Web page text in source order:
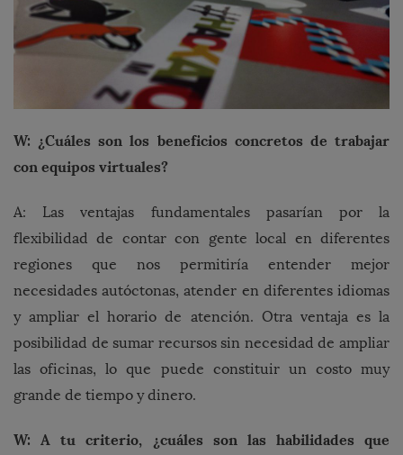
W: ¿Cuáles son los beneficios concretos de trabajar
con equipos virtuales?
A: Las ventajas fundamentales pasarían por la
flexibilidad de contar con gente local en diferentes
regiones que nos permitiría entender mejor
necesidades autóctonas, atender en diferentes idiomas
y ampliar el horario de atención. Otra ventaja es la
posibilidad de sumar recursos sin necesidad de ampliar
las oficinas, lo que puede constituir un costo muy
grande de tiempo y dinero.
W: A tu criterio, ¿cuáles son las habilidades que